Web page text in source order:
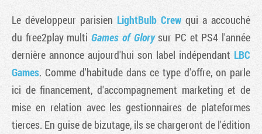
Le développeur parisien LightBulb Crew qui a accouché
du free2play multiGames of Glorysur PC et PS4 l'année
dernière annonce aujourd'hui son label indépendant LBC
Games. Comme d'habitude dans ce type d'offre, on parle
ici de financement, d'accompagnement marketing et de
mise en relation avec les gestionnaires de plateformes
tierces. En guise de bizutage, ils se chargeront de l'édition